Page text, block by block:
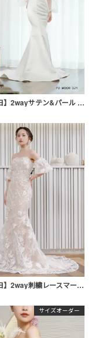
【3泊4日】2wayサテン&パール マーメイドドレス〈PD-WDOR-321〉
【3泊4日】2way刺繍レースマーメイドドレス〈PD-WDOR-311〉
サイズオーダー